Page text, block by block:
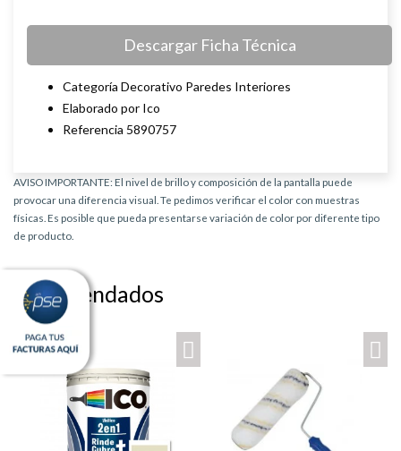
Descargar Ficha Técnica
Categoría Decorativo Paredes Interiores
Elaborado por Ico
Referencia 5890757
AVISO IMPORTANTE: El nivel de brillo y composición de la pantalla puede
provocar una diferencia visual. Te pedimos verificar el color con muestras
físicas. Es posible que pueda presentarse variación de color por diferente tipo
de producto.
Recomendados